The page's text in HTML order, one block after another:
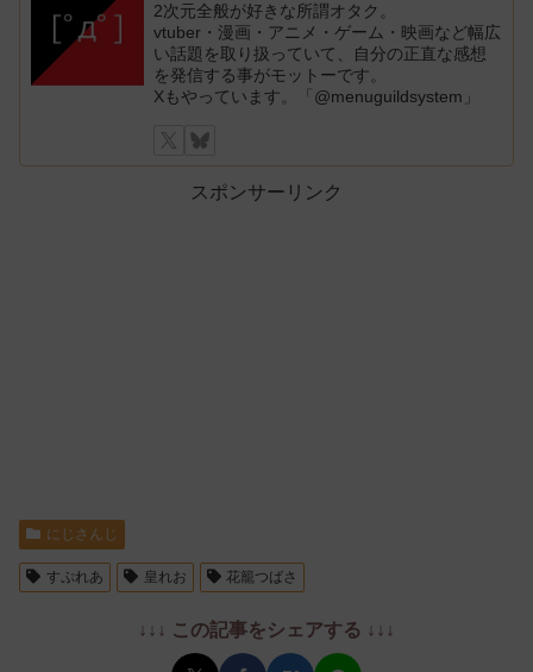
2次元全般が好きな所謂オタク。
vtuber・漫画・アニメ・ゲーム・映画など幅広
い話題を取り扱っていて、自分の正直な感想
を発信する事がモットーです。
Xもやっています。「@menuguildsystem」
スポンサーリンク
にじさんじ
すぷれあ 皇れお 花籠つばさ
↓↓↓ この記事をシェアする ↓↓↓